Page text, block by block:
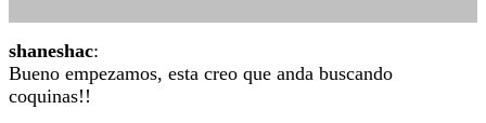
shaneshac:
Bueno empezamos, esta creo que anda buscando
coquinas!!